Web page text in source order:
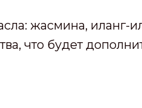
жасмина,
что будет